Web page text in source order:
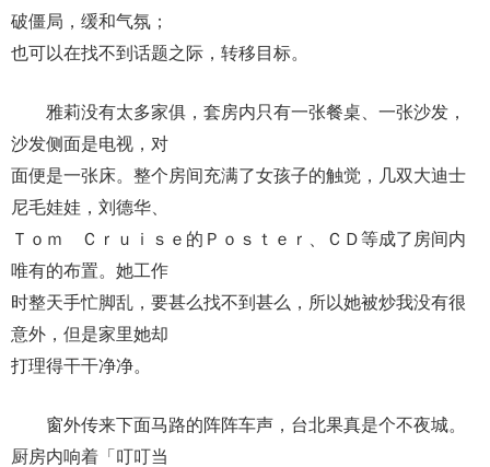
破僵局，缓和气氛；
也可以在找不到话题之际，转移目标。
雅莉没有太多家俱，套房内只有一张餐桌、一张沙发，
沙发侧面是电视，对
面便是一张床。整个房间充满了女孩子的触觉，几双大迪士
尼毛娃娃，刘德华、
Ｔｏｍ Ｃｒｕｉｓｅ的Ｐｏｓｔｅｒ、ＣＤ等成了房间内
唯有的布置。她工作
时整天手忙脚乱，要甚么找不到甚么，所以她被炒我没有很
意外，但是家里她却
打理得干干净净。
窗外传来下面马路的阵阵车声，台北果真是个不夜城。
厨房内响着「叮叮当